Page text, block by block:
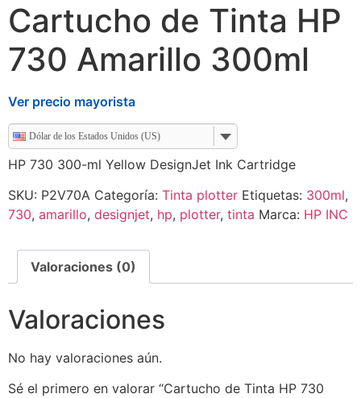
Cartucho de Tinta HP
730 Amarillo 300ml
Ver precio mayorista
Dólar de los Estados Unidos (US)
HP 730 300-ml Yellow DesignJet Ink Cartridge
SKU: P2V70A Categoría: Tinta plotter Etiquetas: 300ml,
730, amarillo, designjet, hp, plotter, tinta Marca: HP INC
Valoraciones (0)
Valoraciones
No hay valoraciones aún.
Sé el primero en valorar “Cartucho de Tinta HP 730